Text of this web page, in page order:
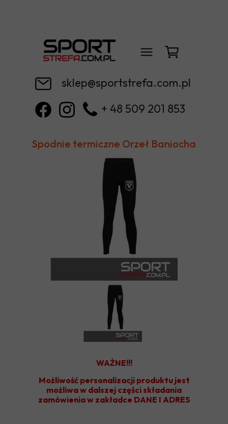
sklep@sportstrefa.com.pl
+ 48 509 201 853
WAŻNE!!!
Możliwość personalizacji produktu jest
możliwa w dalszej części składania
zamówienia w zakładce DANE I ADRES
Spodnie termiczne Orzeł Baniocha